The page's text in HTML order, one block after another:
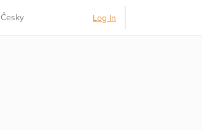
Česky Log In